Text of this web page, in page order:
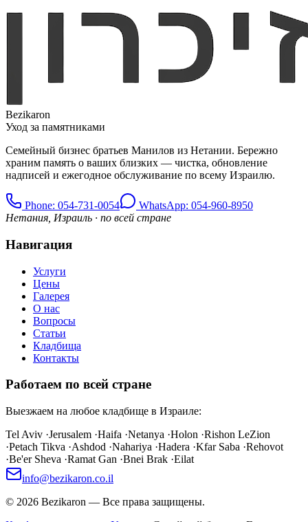
Bezikaron
Уход за памятниками
Семейный бизнес братьев Манилов из Нетании. Бережно
храним память о ваших близких — чистка, обновление
надписей и ежегодное обслуживание по всему Израилю.
Phone: 054-731-0054
WhatsApp: 054-960-8950
Нетания, Израиль · по всей стране
Навигация
Услуги
Цены
Галерея
О нас
Вопросы
Статьи
Кладбища
Контакты
Работаем по всей стране
Выезжаем на любое кладбище в Израиле:
Tel Aviv ·Jerusalem ·Haifa ·Netanya ·Holon ·Rishon LeZion
·Petach Tikva ·Ashdod ·Nahariya ·Hadera ·Kfar Saba ·Rehovot
·Be'er Sheva ·Ramat Gan ·Bnei Brak ·Eilat
info@bezikaron.co.il
© 2026 Bezikaron — Все права защищены.